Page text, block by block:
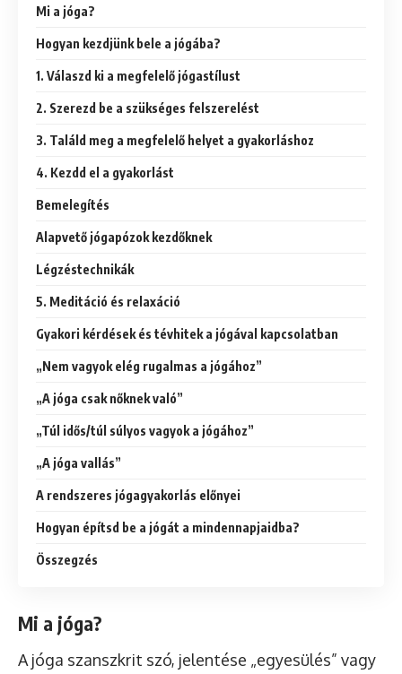
Mi a jóga?
Hogyan kezdjünk bele a jógába?
1. Válaszd ki a megfelelő jógastílust
2. Szerezd be a szükséges felszerelést
3. Találd meg a megfelelő helyet a gyakorláshoz
4. Kezdd el a gyakorlást
Bemelegítés
Alapvető jógapózok kezdőknek
Légzéstechnikák
5. Meditáció és relaxáció
Gyakori kérdések és tévhitek a jógával kapcsolatban
„Nem vagyok elég rugalmas a jógához”
„A jóga csak nőknek való”
„Túl idős/túl súlyos vagyok a jógához”
„A jóga vallás”
A rendszeres jógagyakorlás előnyei
Hogyan építsd be a jógát a mindennapjaidba?
Összegzés
Mi a jóga?
A jóga szanszkrit szó, jelentése „egyesülés” vagy